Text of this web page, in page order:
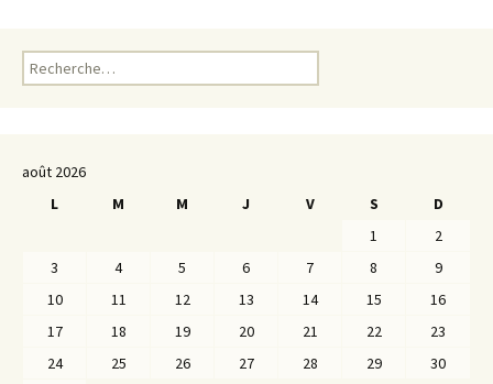
Rechercher :
août 2026
L
M M J V S D
1
2
3
4 5 6 7 8
9
10
11 12 13 14 15
16
17
18 19 20 21 22
23
24
25 26 27 28 29
30